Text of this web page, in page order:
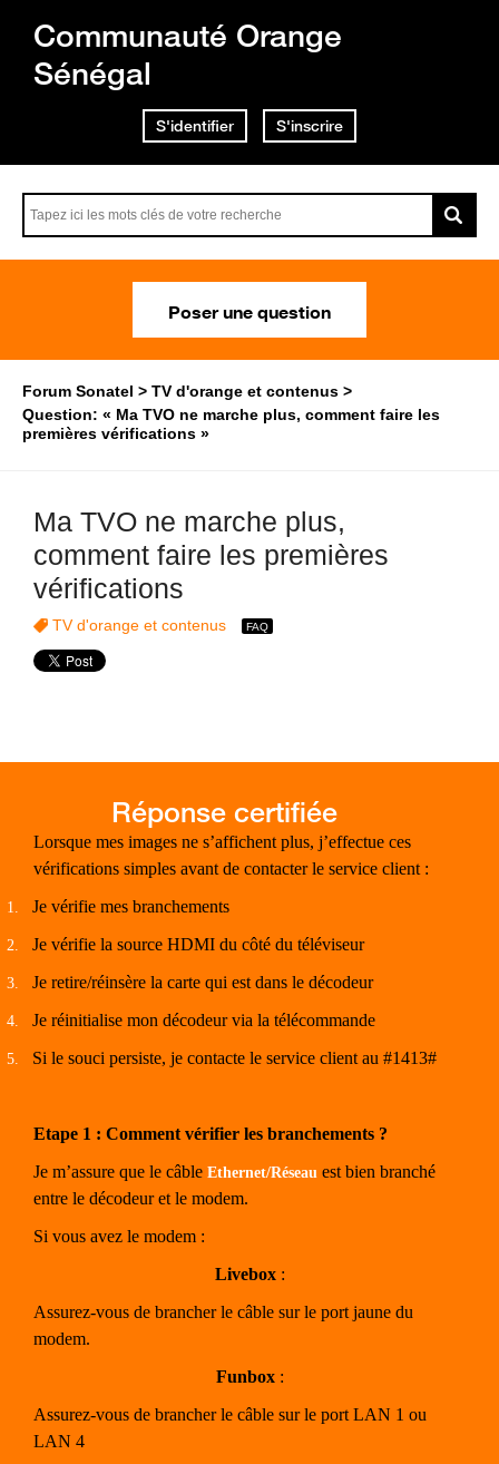
Communauté Orange
Sénégal
S'identifier S'inscrire
Poser une question
Forum Sonatel
TV d'orange et contenus
Question: « Ma TVO ne marche plus, comment faire les
premières vérifications »
Ma TVO ne marche plus,
comment faire les premières
vérifications
TV d'orange et contenus
Lorsque mes images ne s’affichent plus, j’effectue ces
vérifications simples avant de contacter le service client :
1. Je vérifie mes branchements
2. Je vérifie la source HDMI du côté du téléviseur
3. Je retire/réinsère la carte qui est dans le décodeur
4. Je réinitialise mon décodeur via la télécommande
5. Si le souci persiste, je contacte le service client au #1413#
Etape 1 : Comment vérifier les branchements ?
Je m’assure que le câble Ethernet/Réseau est bien branché
entre le décodeur et le modem.
Si vous avez le modem :
Livebox:
Assurez-vous de brancher le câble sur le port jaune du
modem.
Funbox:
Assurez-vous de brancher le câble sur le port LAN 1 ou
LAN 4